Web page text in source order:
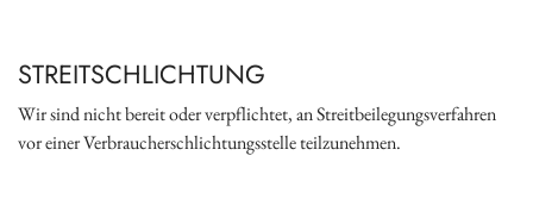
STREITSCHLICHTUNG
Wir sind nicht bereit oder verpflichtet, an Streitbeilegungsverfahren
vor einer Verbraucherschlichtungsstelle teilzunehmen.